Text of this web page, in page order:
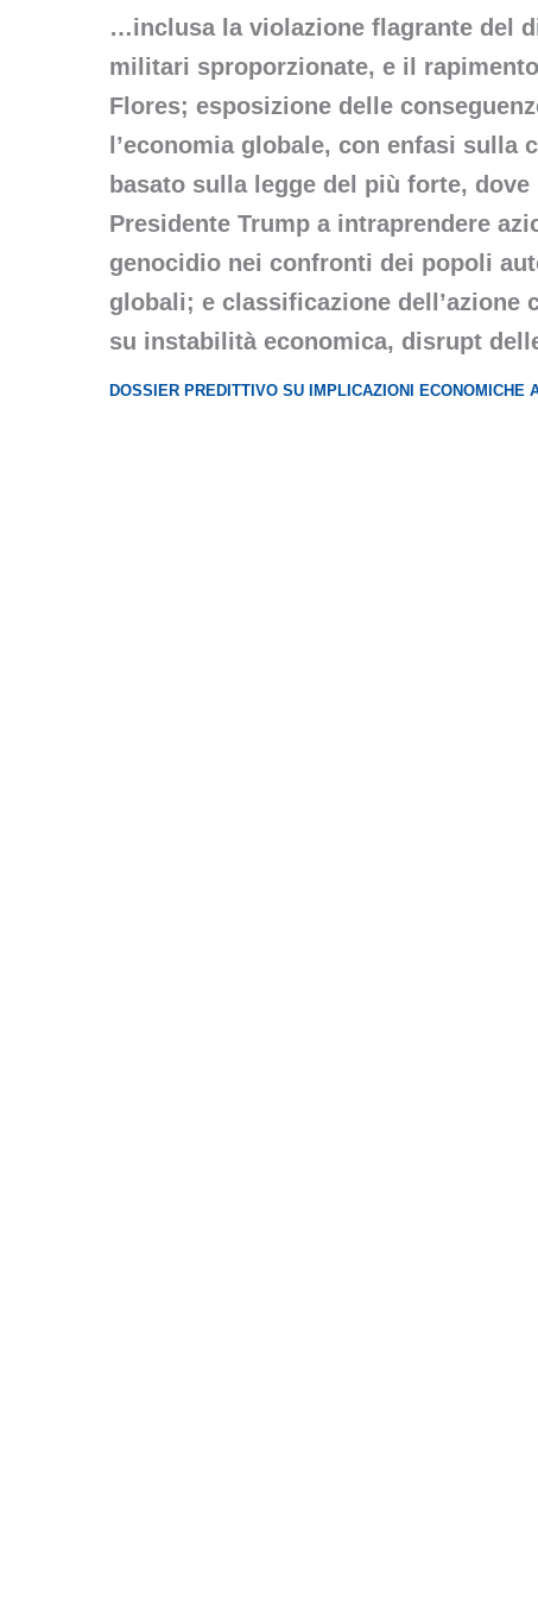
…inclusa la violazione flagrante del
militari sproporzionate, e il
Flores; esposizione delle
l’economia globale, con enfasi
basato sulla legge del più forte,
Presidente Trump a intraprendere
genocidio nei confronti dei popoli
globali; e classificazione
su instabilità economica, disrupt
DOSSIER PREDITTIVO SU IMPLICAZIONI ECONOMICHE